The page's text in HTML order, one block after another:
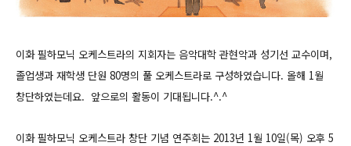
이화 필하모닉 오케스트라의 지회자는 음악대학 관현악과 성기선 교수이며,
졸업생과 재학생 단원 80명의 풀 오케스트라로 구성하였습니다. 올해 1월
창단하였는데요. 앞으로의 활동이 기대됩니다.^.^
이화 필하모닉 오케스트라 창단 기념 연주회는 2013년 1월 10일(목) 오후 5